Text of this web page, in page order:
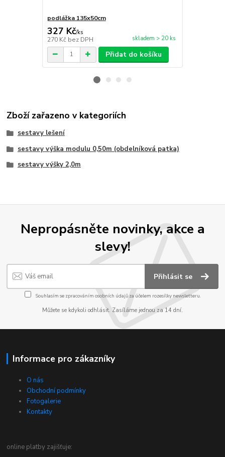
podlážka 135x50cm
327 Kč/ks
270 Kč bez DPH skladem > 20 ks
Přidat do košíku
Zboží zařazeno v kategoriích
sestavy lešení
sestavy výška modulu 0,50m (obdelníková patka)
sestavy výšky 2,0m
Nepropásněte novinky, akce a
slevy!
Přihlásit se
Souhlasím se zpracováním osobních údajůza účelem rozesílky newsletteru.
Můžete se kdykoli odhlásit. Zasíláme jednou za 14 dní.
Informace pro zákazníky
O nás
Obchodní podmínky
Fotogalerie
Kontakty
online platby zajišťuje: